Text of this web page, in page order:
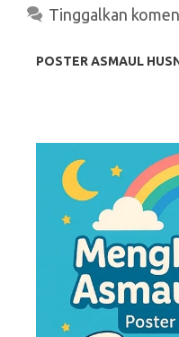
Tinggalkan
POSTER ASMAUL